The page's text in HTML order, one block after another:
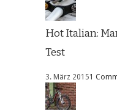
Hot Italian:
Test
3. März 20151